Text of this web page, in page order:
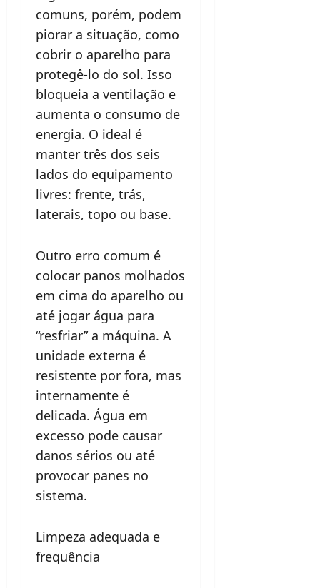
comuns, porém, podem
piorar a situação, como
cobrir o aparelho para
protegê-lo do sol. Isso
bloqueia a ventilação e
aumenta o consumo de
energia. O ideal é
manter três dos seis
lados do equipamento
livres: frente, trás,
laterais, topo ou base.
Outro erro comum é
colocar panos molhados
em cima do aparelho ou
até jogar água para
“resfriar” a máquina. A
unidade externa é
resistente por fora, mas
internamente é
delicada. Água em
excesso pode causar
danos sérios ou até
provocar panes no
sistema.
Limpeza adequada e
frequência